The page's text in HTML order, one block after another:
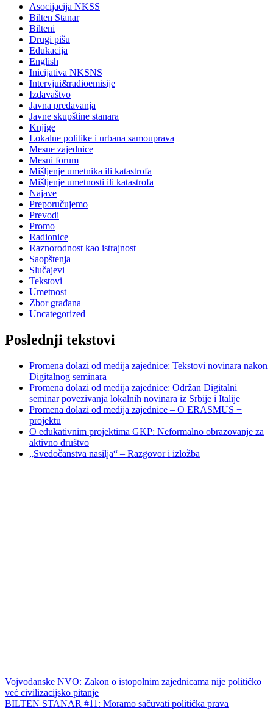
Asocijacija NKSS
Bilten Stanar
Bilteni
Drugi pišu
Edukacija
English
Inicijativa NKSNS
Intervjui&radioemisije
Izdavaštvo
Javna predavanja
Javne skupštine stanara
Knjige
Lokalne politike i urbana samouprava
Mesne zajednice
Mesni forum
Mišljenje umetnika ili katastrofa
Mišljenje umetnosti ili katastrofa
Najave
Preporučujemo
Prevodi
Promo
Radionice
Raznorodnost kao istrajnost
Saopštenja
Slučajevi
Tekstovi
Umetnost
Zbor građana
Uncategorized
Poslednji tekstovi
Promena dolazi od medija zajednice: Tekstovi novinara nakon
Digitalnog seminara
Promena dolazi od medija zajednice: Održan Digitalni
seminar povezivanja lokalnih novinara iz Srbije i Italije
Promena dolazi od medija zajednice – O ERASMUS +
projektu
O edukativnim projektima GKP: Neformalno obrazovanje za
aktivno društvo
„Svedočanstva nasilja“ – Razgovor i izložba
Vojvođanske NVO: Zakon o istopolnim zajednicama nije političko
već civilizacijsko pitanje
BILTEN STANAR #11: Moramo sačuvati politička prava